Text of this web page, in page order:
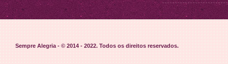
Sempre Alegria - © 2014 - 2022. Todos os direitos reservados.